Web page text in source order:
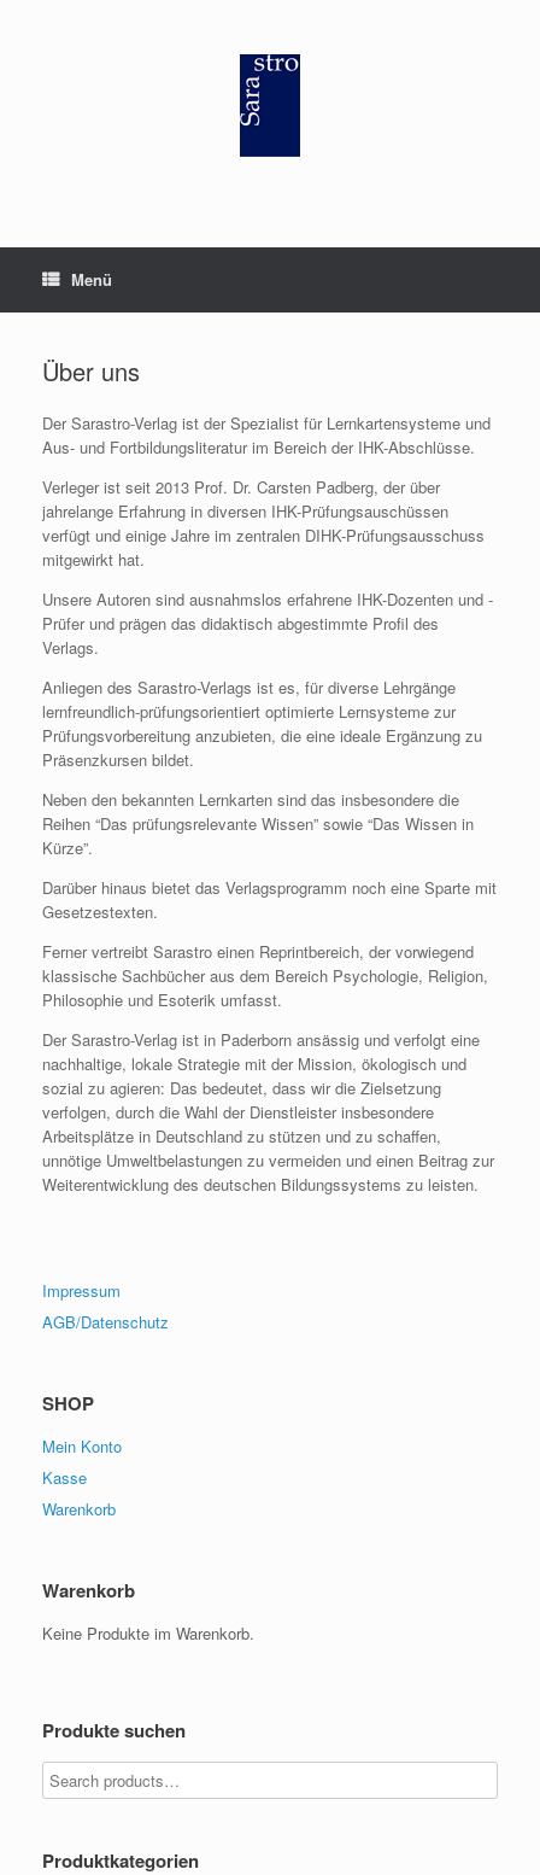
Menü
Über uns
Der Sarastro-Verlag ist der Spezialist für Lernkartensysteme und
Aus- und Fortbildungsliteratur im Bereich der IHK-Abschlüsse.
Verleger ist seit 2013 Prof. Dr. Carsten Padberg, der über
jahrelange Erfahrung in diversen IHK-Prüfungsauschüssen
verfügt und einige Jahre im zentralen DIHK-Prüfungsausschuss
mitgewirkt hat.
Unsere Autoren sind ausnahmslos erfahrene IHK-Dozenten und -
Prüfer und prägen das didaktisch abgestimmte Profil des
Verlags.
Anliegen des Sarastro-Verlags ist es, für diverse Lehrgänge
lernfreundlich-prüfungsorientiert optimierte Lernsysteme zur
Prüfungsvorbereitung anzubieten, die eine ideale Ergänzung zu
Präsenzkursen bildet.
Neben den bekannten Lernkarten sind das insbesondere die
Reihen “Das prüfungsrelevante Wissen” sowie “Das Wissen in
Kürze”.
Darüber hinaus bietet das Verlagsprogramm noch eine Sparte mit
Gesetzestexten.
Ferner vertreibt Sarastro einen Reprintbereich, der vorwiegend
klassische Sachbücher aus dem Bereich Psychologie, Religion,
Philosophie und Esoterik umfasst.
Der Sarastro-Verlag ist in Paderborn ansässig und verfolgt eine
nachhaltige, lokale Strategie mit der Mission, ökologisch und
sozial zu agieren: Das bedeutet, dass wir die Zielsetzung
verfolgen, durch die Wahl der Dienstleister insbesondere
Arbeitsplätze in Deutschland zu stützen und zu schaffen,
unnötige Umweltbelastungen zu vermeiden und einen Beitrag zur
Weiterentwicklung des deutschen Bildungssystems zu leisten.
Impressum
AGB/Datenschutz
SHOP
Mein Konto
Kasse
Warenkorb
Warenkorb
Keine Produkte im Warenkorb.
Produkte suchen
Produktkategorien